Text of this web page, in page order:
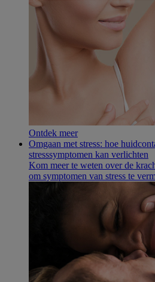
Ontdek meer
Omgaan met stress: hoe
stresssymptomen kan verlichten
Kom meer te weten over de
om symptomen van stress te